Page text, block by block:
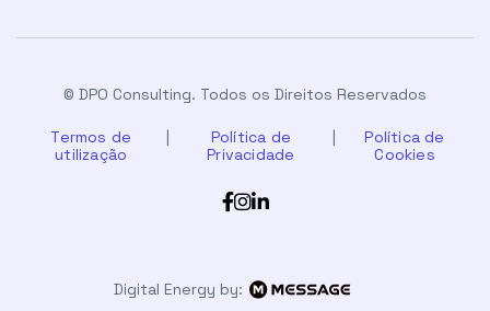
© DPO Consulting. Todos os Direitos Reservados
Termos de
utilização
|
Política de
Privacidade
|
Política de
Cookies

Digital Energy by: